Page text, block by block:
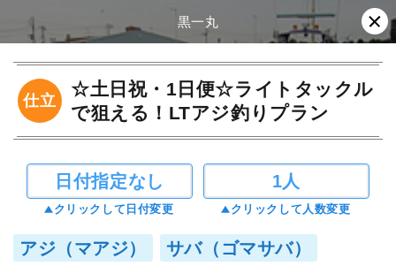
黒一丸
仕立
☆土日祝・1日便☆ライトタックル
で狙える！LTアジ釣りプラン
日付指定なし
クリックして日付変更
1人
クリックして人数変更
アジ（マアジ） サバ（ゴマサバ）